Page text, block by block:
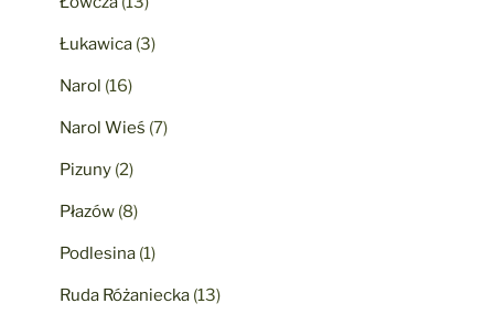
Łukawica (3)
Narol (16)
Narol Wieś (7)
Pizuny (2)
Płazów (8)
Podlesina (1)
Ruda Różaniecka (13)